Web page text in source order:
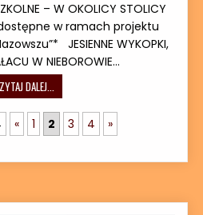
– W OKOLICY STOLICY
w ramach projektu
JESIENNE WYKOPKI,
W NIEBOROWIE…
DALEJ...
« 1 2 3 4 »